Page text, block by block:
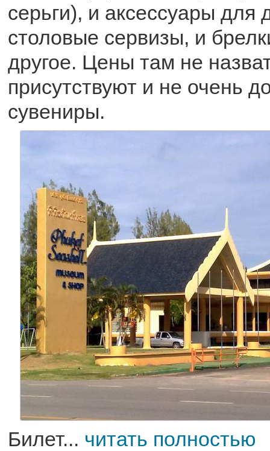
серьги), и аксессуары для
столовые сервизы, и
другое. Цены там не
присутствуют и не очень
сувениры.
Билет... читать полностью